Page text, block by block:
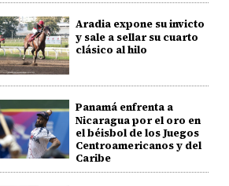
Aradia expone su invicto
y sale a sellar su cuarto
clásico al hilo
Panamá enfrenta a
Nicaragua por el oro en
el béisbol de los Juegos
Centroamericanos y del
Caribe